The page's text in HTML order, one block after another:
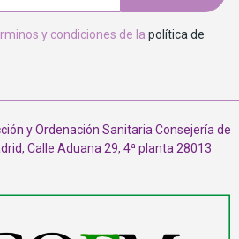
y condiciones de la política de
y Ordenación Sanitaria Consejería de
Calle Aduana 29, 4ª planta 28013